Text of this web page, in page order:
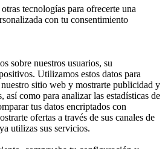
tecnologías para ofrecerte una
con tu consentimiento
sobre nuestros usuarios, su
Utilizamos estos datos para
sitio web y mostrarte publicidad y
así como para analizar las estadísticas de
tus datos encriptados con
ofertas a través de sus canales de
utilizas sus servicios.